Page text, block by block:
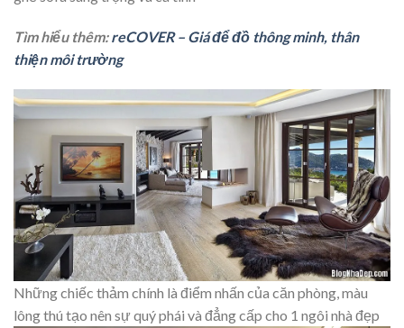
Tìm hiểu thêm:reCOVER – Giá để đồ thông minh, thân
thiện môi trường
Những chiếc thảm chính là điểm nhấn của căn phòng, màu
lông thú tạo nên sự quý phái và đẳng cấp cho 1 ngôi nhà đẹp